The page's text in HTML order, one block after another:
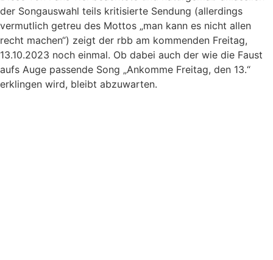
der Songauswahl teils kritisierte Sendung (allerdings
vermutlich getreu des Mottos „man kann es nicht allen
recht machen“) zeigt der rbb am kommenden Freitag,
13.10.2023 noch einmal. Ob dabei auch der wie die Faust
aufs Auge passende Song „Ankomme Freitag, den 13.“
erklingen wird, bleibt abzuwarten.